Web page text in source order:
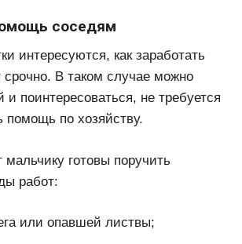
соседям
интересуются, как заработать
срочно. В таком случае можно
и поинтересоваться, не требуется
помощь по хозяйству.
готовы поручить
работ:
или опавшей листвы;